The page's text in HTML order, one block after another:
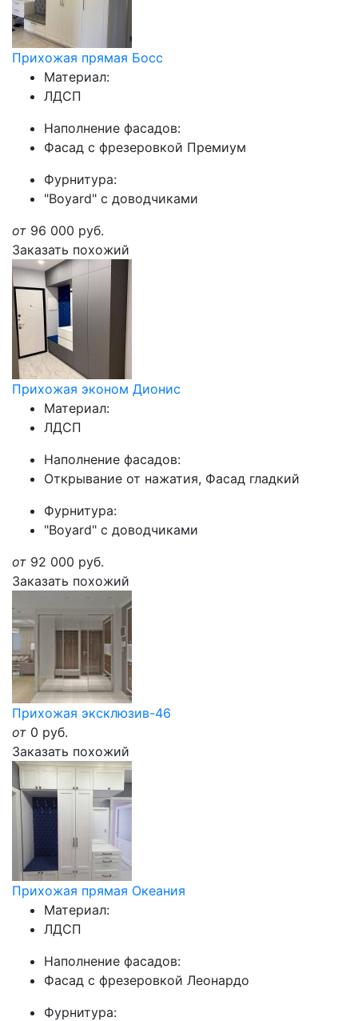
Прихожая прямая Босс
Материал:
ЛДСП
Наполнение фасадов:
Фасад с фрезеровкой Премиум
Фурнитура:
"Boyard" с доводчиками
от 96 000 руб.
Заказать похожий
Прихожая эконом Дионис
Материал:
ЛДСП
Наполнение фасадов:
Открывание от нажатия, Фасад гладкий
Фурнитура:
"Boyard" с доводчиками
от 92 000 руб.
Заказать похожий
Прихожая эксклюзив-46
от 0 руб.
Заказать похожий
Прихожая прямая Океания
Материал:
ЛДСП
Наполнение фасадов:
Фасад с фрезеровкой Леонардо
Фурнитура: